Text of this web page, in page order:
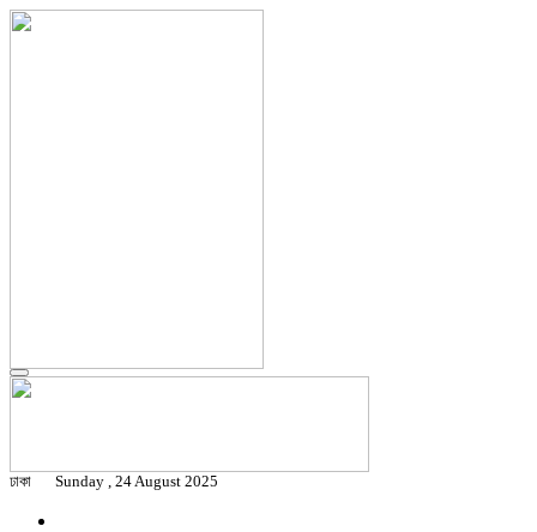
ঢাকা Sunday , 24 August 2025